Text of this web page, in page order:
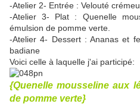
-Atelier 2- Entrée : Velouté
-Atelier 3- Plat : Quenelle
émulsion de pomme verte.
-Atelier 4- Dessert : Ananas et
badiane
Voici celle à laquelle j'ai participé:
{Quenelle mousseline aux
de pomme verte}